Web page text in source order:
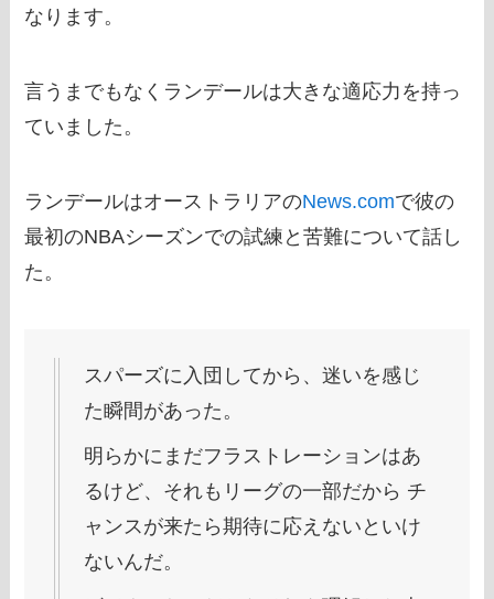
なります。
言うまでもなくランデールは大きな適応力を持っ
ていました。
ランデールはオーストラリアのNews.comで彼の
最初のNBAシーズンでの試練と苦難について話し
た。
スパーズに入団してから、迷いを感じ
た瞬間があった。
明らかにまだフラストレーションはあ
るけど、それもリーグの一部だから チ
ャンスが来たら期待に応えないといけ
ないんだ。